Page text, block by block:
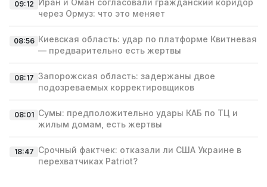
09:12
Иран и Оман согласовали гражданский коридор
через Ормуз: что это меняет
08:56 Киевская область: удар по платформе Квитневая
— предварительно есть жертвы
08:17 Запорожская область: задержаны двое
подозреваемых корректировщиков
08:01 Сумы: предположительно удары КАБ по ТЦ и
жилым домам, есть жертвы
18:47 Срочный фактчек: отказали ли США Украине в
перехватчиках Patriot?